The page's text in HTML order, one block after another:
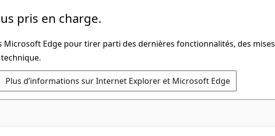
pris en charge.
Microsoft Edge pour tirer parti des dernières fonctionnalités, des mises
Plus d’informations sur Internet Explorer et Microsoft Edge